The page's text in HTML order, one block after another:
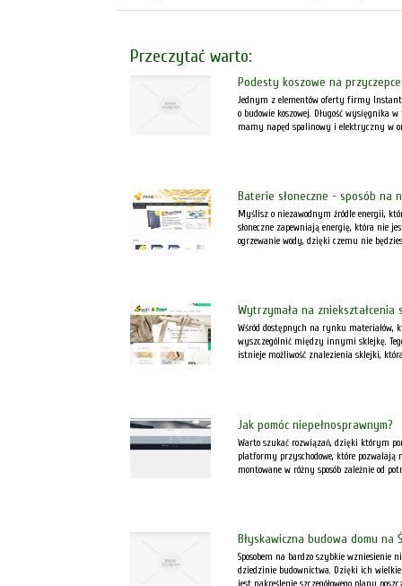
Przeczytać warto:
Podesty koszowe na
Jednym z elementów oferty firmy Instant
o budowie koszowej. Długość wysięgnika
mamy napęd spalinowy i elektryczny w
Baterie słoneczne - sposób na
Myślisz o niezawodnym źródle energii,
słoneczne zapewniają energię, która nie
ogrzewanie wody, dzięki czemu nie
Wytrzymała na zniekształcenia
Wśród dostępnych na rynku materiałów,
wyszczególnić między innymi sklejkę.
istnieje możliwość znalezienia sklejki,
Jak pomóc niepełnosprawnym?
Warto szukać rozwiązań, dzięki którym
platformy przyschodowe, które pozwalają
montowane w różny sposób zależnie od
Błyskawiczna budowa domu na
Sposobem na bardzo szybkie wzniesienie
dziedzinie budownictwa. Dzięki ich